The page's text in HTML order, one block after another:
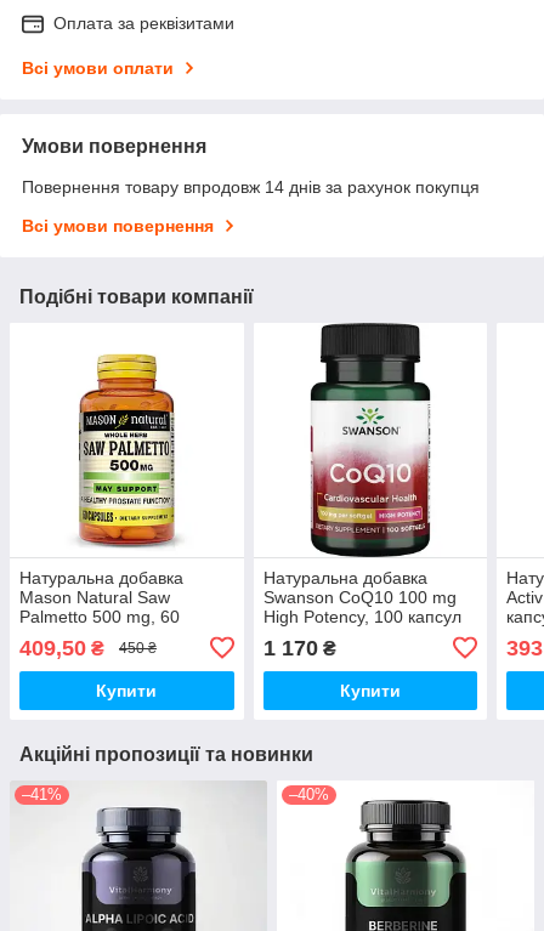
Оплата за реквізитами
Всі умови оплати
Умови повернення
Повернення товару впродовж 14 днів за рахунок покупця
Всі умови повернення
Подібні товари компанії
Натуральна добавка
Mason Natural Saw
Palmetto 500 mg, 60
409,50 ₴ 450 ₴
Купити
Натуральна добавка
Swanson CoQ10 100 mg
High Potency, 100 капсул
1 170₴
Купити
Акційні пропозиції та новинки
–41% –40%